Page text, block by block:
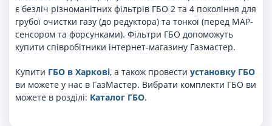
є безліч різноманітних фільтрів ГБО 2 та 4 покоління для
грубої очистки газу (до редуктора) та тонкої (перед MAP-
сенсором та форсунками). Фільтри ГБО допоможуть
купити співробітники інтернет-магазину Газмастер.
Купити ГБО в Харкові, а також провести установку ГБО
ви можете у нас в ГазМастер. Вибрати комплекти ГБО ви
можете в розділі: Каталог ГБО.